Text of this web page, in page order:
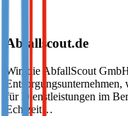
Abfallscout.de
Wir, die AbfallScout
für Dienstleistungen im
Echtzeit…